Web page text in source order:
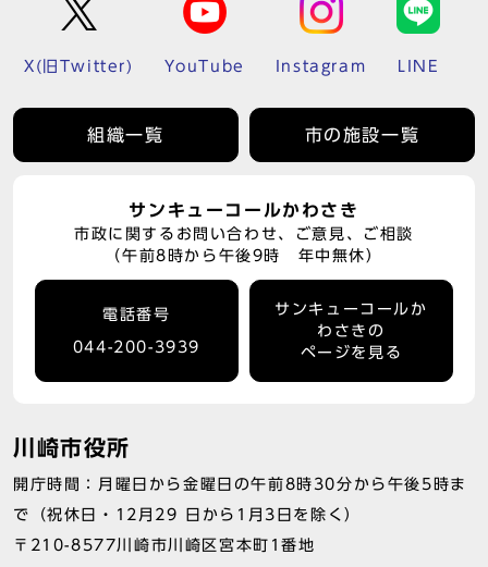
X(旧Twitter) YouTube Instagram LINE
組織一覧 市の施設一覧
サンキューコールかわさき
市政に関するお問い合わせ、ご意見、ご相談
（午前8時から午後9時 年中無休）
電話番号
044-200-3939
サンキューコールか
わさきの
ページを見る
川崎市役所
開庁時間：月曜日から金曜日の午前8時30分から午後5時ま
で（祝休日・12月29 日から1月3日を除く）
〒210-8577川崎市川崎区宮本町1番地